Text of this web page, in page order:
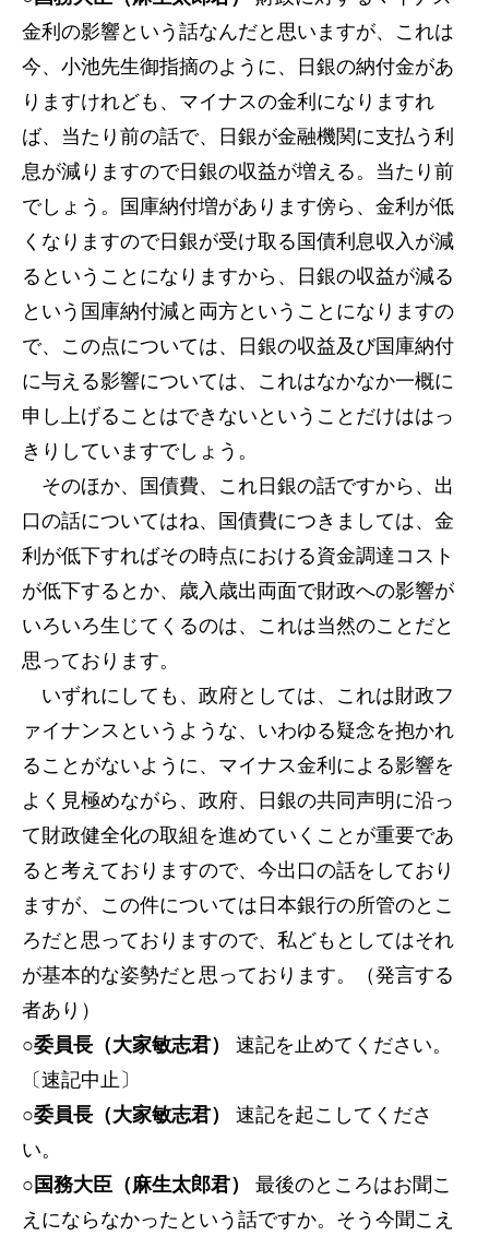
金利の影響という話なんだと思いますが、これは
今、小池先生御指摘のように、日銀の納付金があ
りますけれども、マイナスの金利になりますれ
ば、当たり前の話で、日銀が金融機関に支払う利
息が減りますので日銀の収益が増える。当たり前
でしょう。国庫納付増があります傍ら、金利が低
くなりますので日銀が受け取る国債利息収入が減
るということになりますから、日銀の収益が減る
という国庫納付減と両方ということになりますの
で、この点については、日銀の収益及び国庫納付
に与える影響については、これはなかなか一概に
申し上げることはできないということだけははっ
きりしていますでしょう。
そのほか、国債費、これ日銀の話ですから、出
口の話についてはね、国債費につきましては、金
利が低下すればその時点における資金調達コスト
が低下するとか、歳入歳出両面で財政への影響が
いろいろ生じてくるのは、これは当然のことだと
思っております。
いずれにしても、政府としては、これは財政フ
ァイナンスというような、いわゆる疑念を抱かれ
ることがないように、マイナス金利による影響を
よく見極めながら、政府、日銀の共同声明に沿っ
て財政健全化の取組を進めていくことが重要であ
ると考えておりますので、今出口の話をしており
ますが、この件については日本銀行の所管のとこ
ろだと思っておりますので、私どもとしてはそれ
が基本的な姿勢だと思っております。（発言する
者あり）
○委員長（大家敏志君）
速記を止めてください。
〔速記中止〕
○委員長（大家敏志君）
速記を起こしてくださ
い。
○国務大臣（麻生太郎君）
最後のところはお聞こ
えにならなかったという話ですか。そう今聞こえ